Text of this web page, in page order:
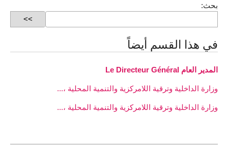
بحث:
في هذا القسم أيضاً
المدير العام Le Directeur Général
وزارة اﻟﺪاﺧﻠﻴﺔ وﺗﺮﻗﻴﺔ اﻟﻼﻣﺮﻛﺰﻳﺔ واﻟﺘﻨﻤﻴﺔ اﻟﻤﺤﻠﻴﺔ ،...
وزارة اﻟﺪاﺧﻠﻴﺔ وﺗﺮﻗﻴﺔ اﻟﻼﻣﺮﻛﺰﻳﺔ واﻟﺘﻨﻤﻴﺔ اﻟﻤﺤﻠﻴﺔ ،...